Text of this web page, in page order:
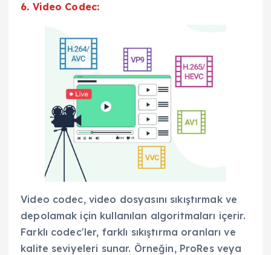
6. Video Codec:
Video codec, video dosyasını sıkıştırmak ve
depolamak için kullanılan algoritmaları içerir.
Farklı codec'ler, farklı sıkıştırma oranları ve
kalite seviyeleri sunar. Örneğin, ProRes veya